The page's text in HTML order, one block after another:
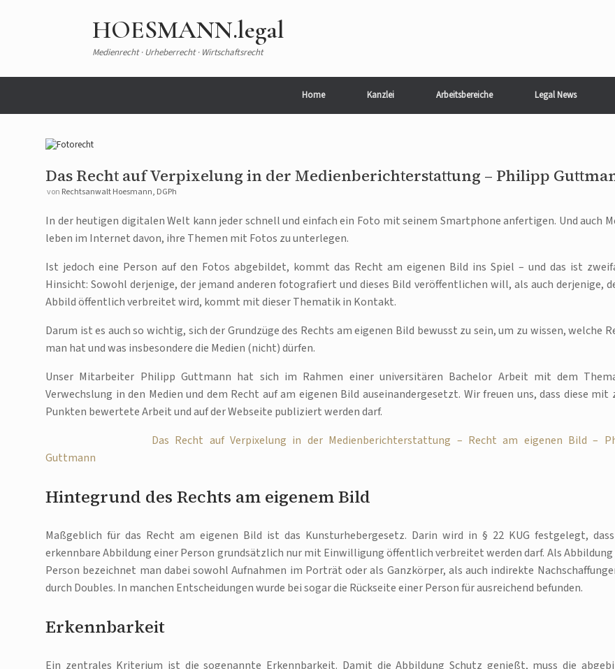
HOESMANN.legal
Medienrecht · Urheberrecht · Wirtschaftsrecht
Home Kanzlei Arbeitsbereiche Legal News
Das Recht auf Verpixelung in der Medienberichterstattung – Philipp
von Rechtsanwalt Hoesmann, DGPh
In der heutigen digitalen Welt kann jeder schnell und einfach ein Foto mit seinem Smartphone anfertigen. Und auch
leben im Internet davon, ihre Themen mit Fotos zu unterlegen.
Ist jedoch eine Person auf den Fotos abgebildet, kommt das Recht am eigenen Bild ins Spiel – und das ist
Hinsicht: Sowohl derjenige, der jemand anderen fotografiert und dieses Bild veröffentlichen will, als auch derjenige,
Abbild öffentlich verbreitet wird, kommt mit dieser Thematik in Kontakt.
Darum ist es auch so wichtig, sich der Grundzüge des Rechts am eigenen Bild bewusst zu sein, um zu wissen, welche
man hat und was insbesondere die Medien (nicht) dürfen.
Unser Mitarbeiter Philipp Guttmann hat sich im Rahmen einer universitären Bachelor Arbeit mit dem
Verwechslung in den Medien und dem Recht auf am eigenen Bild auseinandergesetzt. Wir freuen uns, dass diese mit
Punkten bewertete Arbeit und auf der Webseite publiziert werden darf.
Das Recht auf Verpixelung in der Medienberichterstattung – Recht am eigenen Bild –
Guttmann
Hintegrund des Rechts am eigenem Bild
Maßgeblich für das Recht am eigenen Bild ist das Kunsturhebergesetz. Darin wird in § 22 KUG festgelegt,
erkennbare Abbildung einer Person grundsätzlich nur mit Einwilligung öffentlich verbreitet werden darf. Als Abbildung
Person bezeichnet man dabei sowohl Aufnahmen im Porträt oder als Ganzkörper, als auch indirekte
durch Doubles. In manchen Entscheidungen wurde bei sogar die Rückseite einer Person für ausreichend befunden.
Erkennbarkeit
Ein zentrales Kriterium ist die sogenannte Erkennbarkeit. Damit die Abbildung Schutz genießt, muss die